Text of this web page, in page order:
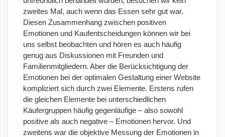
zweites Mal, auch wenn das Essen sehr gut war.
Diesen Zusammenhang zwischen positiven
Emotionen und Kaufentscheidungen können wir bei
uns selbst beobachten und hören es auch häufig
genug aus Diskussionen mit Freunden und
Familienmitgliedern. Aber die Berücksichtigung der
Emotionen bei der optimalen Gestaltung einer Website
kompliziert sich durch zwei Elemente. Erstens rufen
die gleichen Elemente bei unterschiedlichen
Käufergruppen häufig gegenläufige – also sowohl
positive als auch negative – Emotionen hervor. Und
zweitens war die objektive Messung der Emotionen in